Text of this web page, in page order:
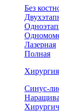
Без
Лазерная
Полная
Хирургия
Синус-